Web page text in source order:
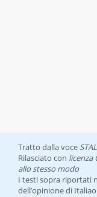
Tratto dalla voce
Rilasciato con licenza
allo stesso modo
I testi sopra riportati
dell’opinione di